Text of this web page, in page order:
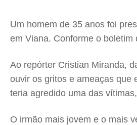
Um homem de 35 anos foi
em Viana. Conforme o
Ao repórter Cristian Miranda,
ouvir os gritos e ameaças que
teria agredido uma das
O irmão mais jovem e o mais